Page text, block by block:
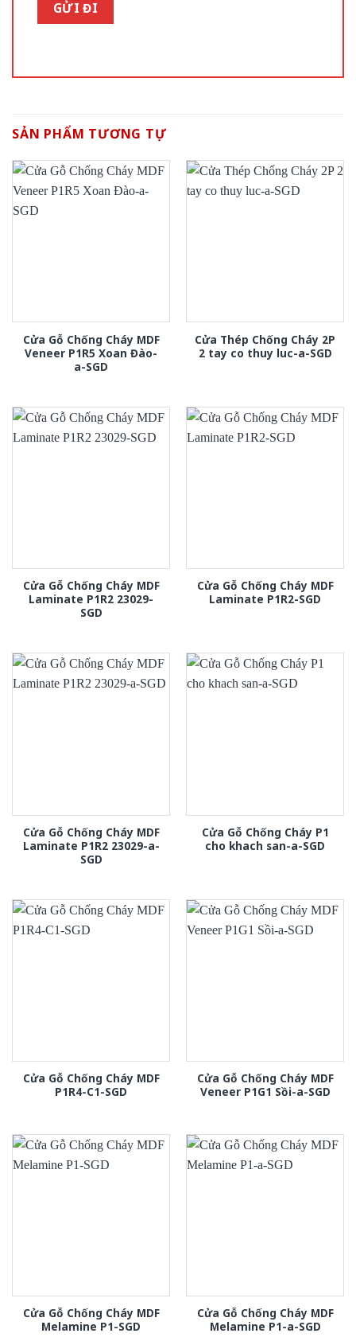
SẢN PHẨM TƯƠNG TỰ
Cửa Gỗ Chống Cháy MDF
Veneer P1R5 Xoan Đào-
a-SGD
Cửa Thép Chống Cháy 2P
2 tay co thuy luc-a-SGD
Cửa Gỗ Chống Cháy MDF
Laminate P1R2 23029-
SGD
Cửa Gỗ Chống Cháy MDF
Laminate P1R2-SGD
Cửa Gỗ Chống Cháy MDF
Laminate P1R2 23029-a-
SGD
Cửa Gỗ Chống Cháy P1
cho khach san-a-SGD
Cửa Gỗ Chống Cháy MDF
P1R4-C1-SGD
Cửa Gỗ Chống Cháy MDF
Veneer P1G1 Sồi-a-SGD
Cửa Gỗ Chống Cháy MDF
Melamine P1-SGD
Cửa Gỗ Chống Cháy MDF
Melamine P1-a-SGD